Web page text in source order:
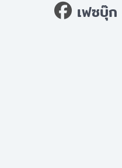
เฟซบุ๊ก